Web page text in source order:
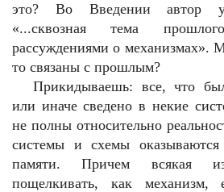
это? Во Введении автор
«...сквозная тема
рассуждениями о механизмах».
то связаны с прошлым?
Прикидываешь: все, что
или иначе сведено в некие
не полны относительно
системы и схемы
памяти. Причем всякая
пощелкивать, как механизм,